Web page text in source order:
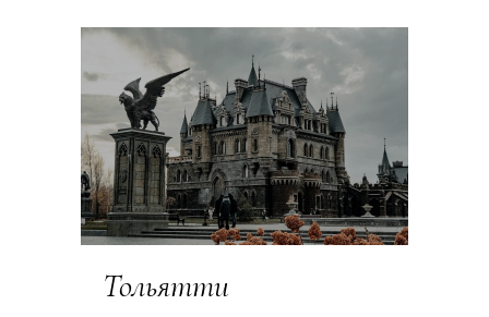
Тольятти